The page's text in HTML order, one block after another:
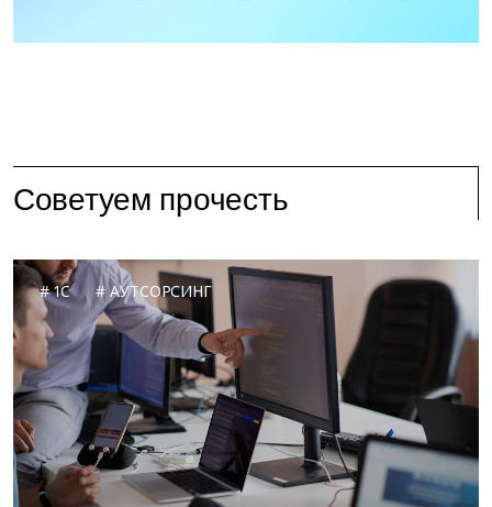
Советуем прочесть
1C АУТСОРСИНГ